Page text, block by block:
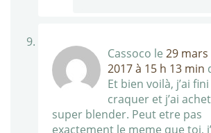
Cassoco le 29 mars
2017 à 15 h 13 min
Et bien voilà, j’ai
craquer et j’ai
super blender. Peut etre pas
exactement le meme que toi,